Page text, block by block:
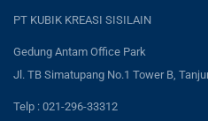
PT KUBIK KREASI SISILAIN
Gedung Antam Office Park
Jl. TB Simatupang No.1 Tower B,
Telp : 021-296-33312